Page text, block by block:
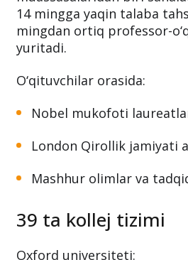
Bugungi kunda University
dunyoning eng kuchli oliy
muassasalaridan biri
mingdan ortiq professor-
Mashhur olimlar va